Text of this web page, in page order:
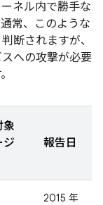
ネル内で勝手な
常、このような
断されますが、
への攻撃が必要
象
ジ
報告日
2015 年